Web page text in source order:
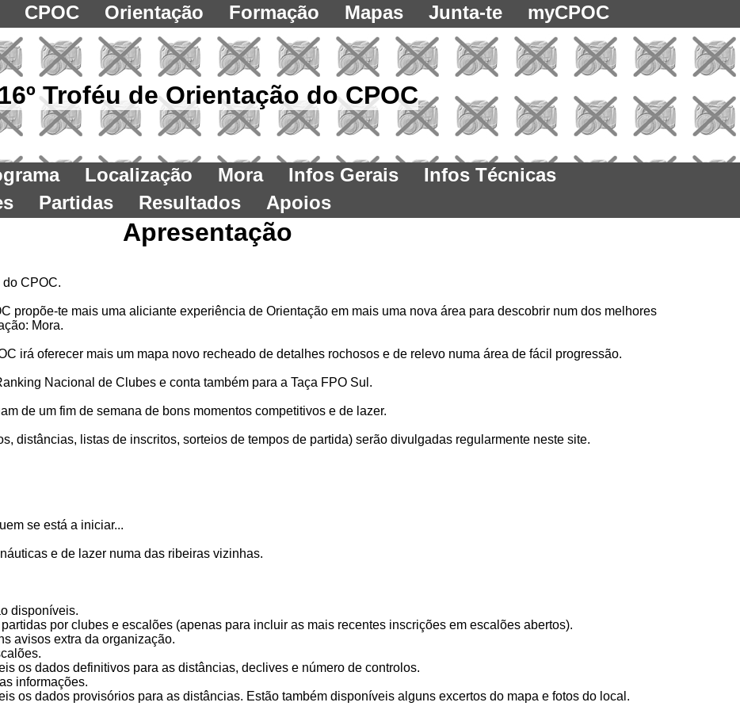
CPOC Orientação Formação Mapas Junta-te myCPOC
Troféu de Orientação do CPOC
Localização Mora Infos Gerais
Infos Técnicas
Partidas Resultados Apoios
Apresentação
CPOC.
propõe-te mais uma aliciante experiência de Orientação em mais uma nova área para descobrir num dos melhores
Mora.
irá oferecer mais um mapa novo recheado de detalhes rochosos e de relevo numa área de fácil progressão.
Nacional de Clubes e conta também para a Taça FPO Sul.
de um fim de semana de bons momentos competitivos e de lazer.
distâncias, listas de inscritos, sorteios de tempos de partida) serão divulgadas regularmente neste site.
se está a iniciar...
e de lazer numa das ribeiras vizinhas.
disponíveis.
por clubes e escalões (apenas para incluir as mais recentes inscrições em escalões abertos).
avisos extra da organização.
os dados definitivos para as distâncias, declives e número de controlos.
informações.
os dados provisórios para as distâncias. Estão também disponíveis alguns excertos do mapa e fotos do local.